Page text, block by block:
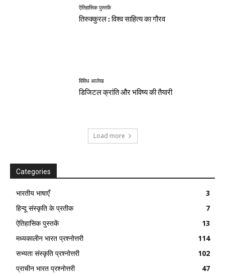
ऐतिहासिक पुस्तकें
तिरुक्कुरल : विश्व साहित्य का गौरव
विविध आलेख
डिजिटल क्रांति और भविष्य की तैयारी
Load more
Categories
भारतीय भाषाएँ
3
हिन्दू संस्कृति के प्रतीक
7
ऐतिहासिक पुस्तकें
13
मध्यकालीन भारत प्रश्नोत्तरी
114
सभ्यता संस्कृति प्रश्नोत्तरी
102
प्राचीन भारत प्रश्नोत्तरी
47